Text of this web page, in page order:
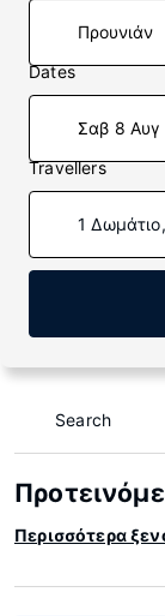
Dates
Σαβ 8 Αυγ
Travellers
1
Search
Περισσότερα